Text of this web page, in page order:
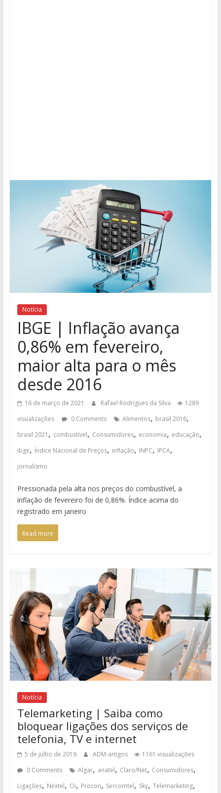
Notícia
IBGE | Inflação avança
0,86% em fevereiro,
maior alta para o mês
desde 2016
16 de março de 2021 Rafael Rodrigues da Silva
1289
visualizações
0 Comments Alimentos, brasil 2016,
brasil 2021 , combustível, Consumidores, economia, educação,
ibge, Índice Nacional de Preços, inflação, INPC, IPCA,
jornalismo
Pressionada pela alta nos preços do combustível, a
inflação de fevereiro foi de 0,86%. Índice acima do
registrado em janeiro
Read more
Notícia
Telemarketing | Saiba como
bloquear ligações dos serviços de
telefonia, TV e internet
5 de julho de 2019 ADM-artigos
1161 visualizações
0 Comments
Algar, anatel, Claro/Net, Consumidores,
Ligações, Nextel, Oi, Procon, Sercomtel, Sky, Telemarketing,